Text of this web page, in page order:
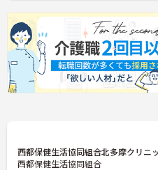
西都保健生活協同組合北多摩クリニ
西都保健生活協同組合